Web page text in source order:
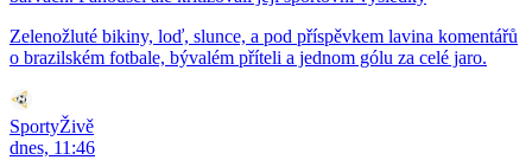
Zelenožluté bikiny, loď, slunce, a pod příspěvkem lavina komentářů
o brazilském fotbale, bývalém příteli a jednom gólu za celé jaro.
SportyŽivě
dnes, 11:46